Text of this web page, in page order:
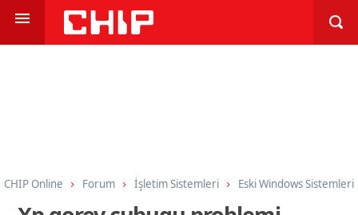
CHIP Online Forum İşletim Sistemleri Eski Windows Sistemleri